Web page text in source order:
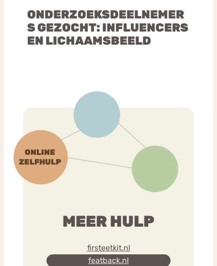
ONDERZOEKSDEELNEMER
S GEZOCHT: INFLUENCERS
EN LICHAAMSBEELD
MEER HULP
firsteetkit.nl
featback.nl